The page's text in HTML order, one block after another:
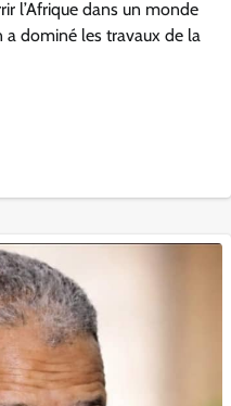
l’Afrique dans un monde
a dominé les travaux de la